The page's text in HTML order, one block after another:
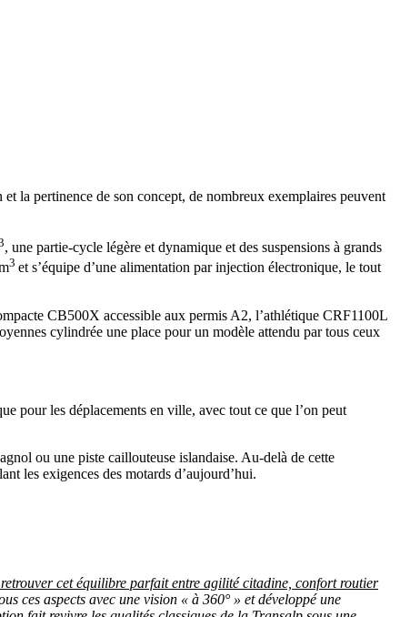
la pertinence de son concept, de nombreux exemplaires peuvent
, une partie-cycle légère et dynamique et des suspensions à grands
3 et s’équipe d’une alimentation par injection électronique, le tout
CB500X accessible aux permis A2, l’athlétique CRF1100L
cylindrée une place pour un modèle attendu par tous ceux
pour les déplacements en ville, avec tout ce que l’on peut
ou une piste caillouteuse islandaise. Au-delà de cette
les exigences des motards d’aujourd’hui.
cet équilibre parfait entre agilité citadine, confort routier
ces aspects avec une vision « à 360° » et développé une